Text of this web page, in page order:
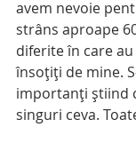
avem nevoie
strâns aproape
diferite în care
însoţiţi de mine.
importanţi ştiind
singuri ceva.